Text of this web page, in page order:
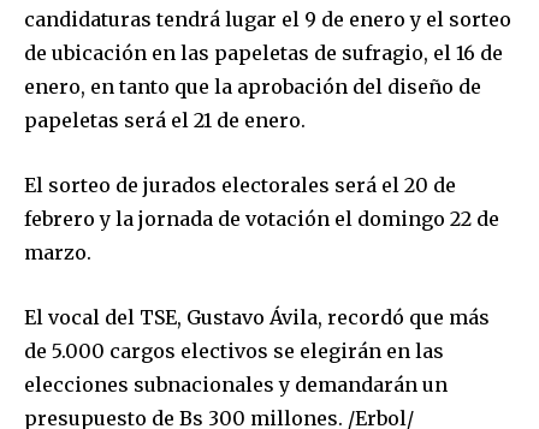
Join our community of
SUBSCRIBERS and be part of the
conversation.
your privacy and won't spam your inbox. Your information is
safe with us.
SUBSCRIBE
candidaturas tendrá lugar el 9 de enero y el sorteo
de ubicación en las papeletas de sufragio, el 16 de
enero, en tanto que la aprobación del diseño de
papeletas será el 21 de enero.
El sorteo de jurados electorales será el 20 de
febrero y la jornada de votación el domingo 22 de
marzo.
El vocal del TSE, Gustavo Ávila, recordó que más
de 5.000 cargos electivos se elegirán en las
elecciones subnacionales y demandarán un
presupuesto de Bs 300 millones. /Erbol/